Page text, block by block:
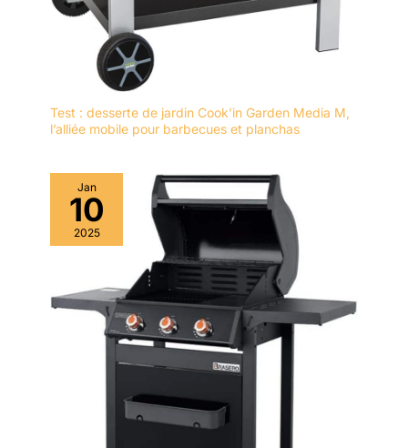
Test : desserte de jardin Cook’in Garden Media M,
l’alliée mobile pour barbecues et planchas
Jan
10
2025